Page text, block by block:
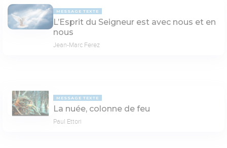
MESSAGE TEXTE
L’Esprit du Seigneur est avec nous et en
nous
Jean-Marc Ferez
MESSAGE TEXTE
La nuée, colonne de feu
Paul Ettori